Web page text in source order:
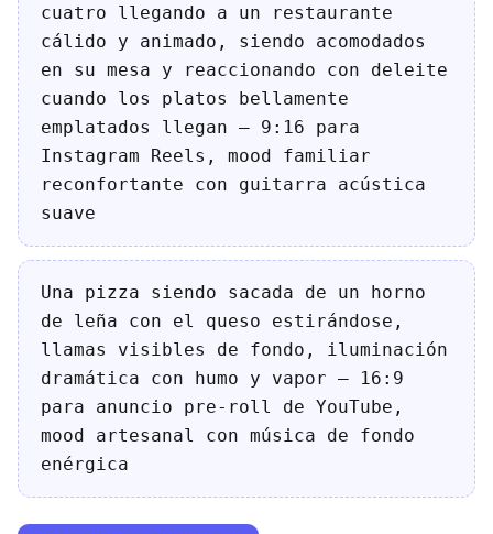
cuatro llegando a un restaurante
cálido y animado, siendo acomodados
en su mesa y reaccionando con deleite
cuando los platos bellamente
emplatados llegan — 9:16 para
Instagram Reels, mood familiar
reconfortante con guitarra acústica
suave
Una pizza siendo sacada de un horno
de leña con el queso estirándose,
llamas visibles de fondo, iluminación
dramática con humo y vapor — 16:9
para anuncio pre-roll de YouTube,
mood artesanal con música de fondo
enérgica